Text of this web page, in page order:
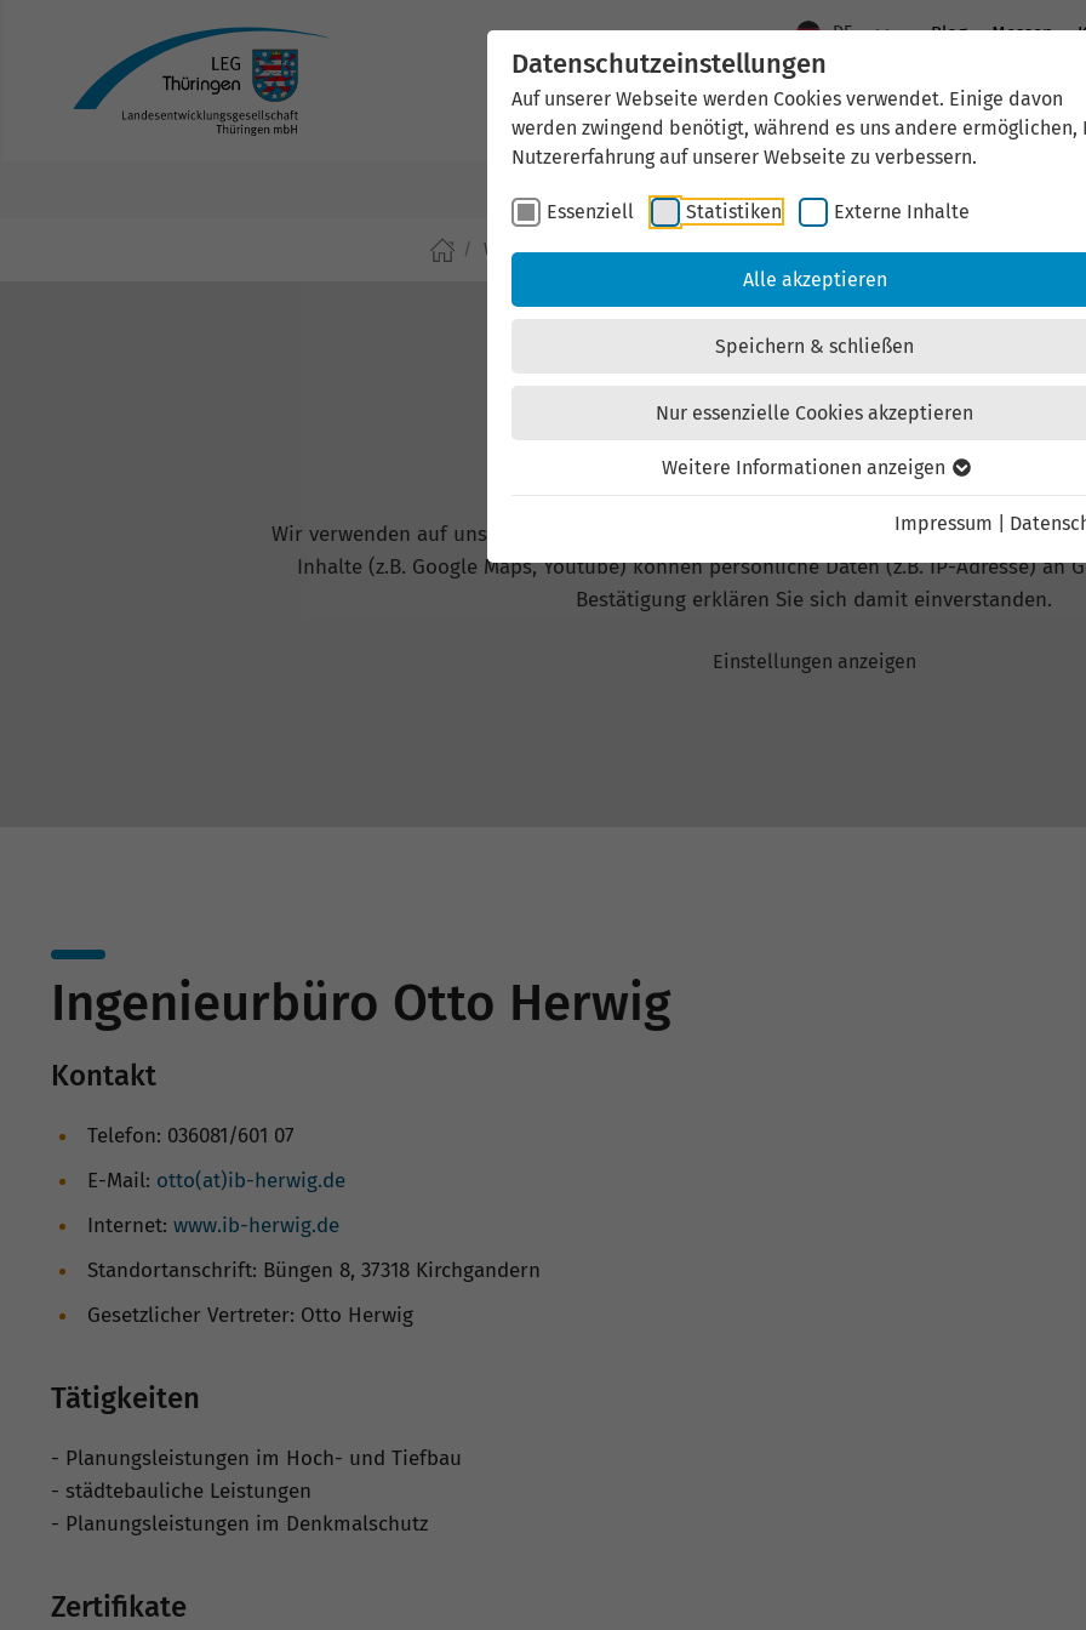
Datenschutzeinstellungen
Auf unserer Webseite werden Cookies verwendet. Einige davon
werden zwingend benötigt, während es uns andere ermöglichen,
Nutzererfahrung auf unserer Webseite zu verbessern.
Essenziell Statistiken Externe Inhalte
Alle akzeptieren
Speichern & schließen
Nur essenzielle Cookies akzeptieren
Weitere Informationen anzeigen
Impressum
DE Blog Messen
Aktuelles Standort Thüringen
Wirtschaftsförderung Investieren & Ansiedeln Unternehmen &
Externen Inhalt laden
Wir verwenden auf unserer Website externe Inhalte, um Ihnen zusätzliche
Inhalte (z.B. Google Maps, Youtube) können persönliche Daten (z.B. IP-Adresse) an
Bestätigung erklären Sie sich damit einverstanden.
Einstellungen anzeigen
Ingenieurbüro Otto Herwig
Kontakt
Telefon: 036081/601 07
E-Mail: otto(at)ib-herwig.de
Internet: www.ib-herwig.de
Standortanschrift: Büngen 8, 37318 Kirchgandern
Gesetzlicher Vertreter: Otto Herwig
Tätigkeiten
- Planungsleistungen im Hoch- und Tiefbau
- städtebauliche Leistungen
- Planungsleistungen im Denkmalschutz
Zertifikate